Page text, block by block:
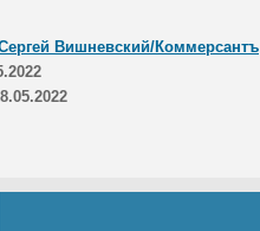
Вишневский/Коммерсантъ